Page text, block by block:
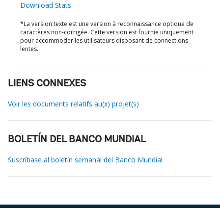
Download Stats
*La version texte est une version à reconnaissance optique de
caractères non-corrigée. Cette version est fournie uniquement
pour accommoder les utilisateurs disposant de connections
lentes.
LIENS CONNEXES
Voir les documents relatifs au(x) projet(s)
BOLETÍN DEL BANCO MUNDIAL
Suscríbase al boletín semanal del Banco Mundial